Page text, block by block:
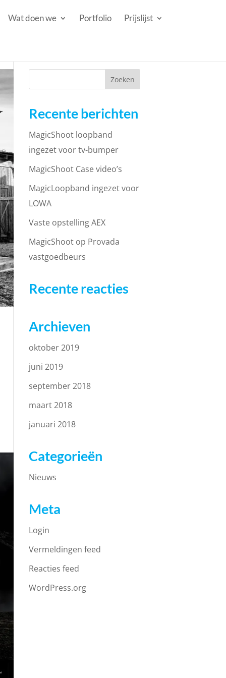
Wat doen we Portfolio Prijslijst
Recente berichten
MagicShoot loopband
ingezet voor tv-bumper
MagicShoot Case video’s
MagicLoopband ingezet voor
LOWA
Vaste opstelling AEX
MagicShoot op Provada
vastgoedbeurs
Recente reacties
Archieven
oktober 2019
juni 2019
september 2018
maart 2018
januari 2018
Categorieën
Nieuws
Meta
Login
Vermeldingen feed
Reacties feed
WordPress.org